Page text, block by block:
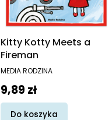
Kitty Kotty Meets a
Fireman
PRODUCENT
MEDIA RODZINA
Cena
9,89 zł
Do koszyka